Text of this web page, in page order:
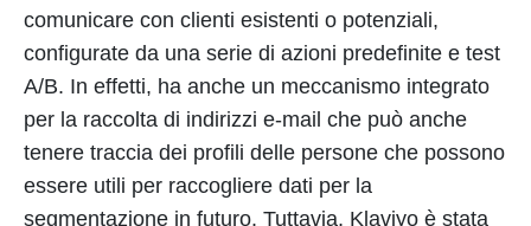
comunicare con clienti esistenti o potenziali,
configurate da una serie di azioni predefinite e test
A/B. In effetti, ha anche un meccanismo integrato
per la raccolta di indirizzi e-mail che può anche
tenere traccia dei profili delle persone che possono
essere utili per raccogliere dati per la
segmentazione in futuro. Tuttavia, Klaviyo è stata